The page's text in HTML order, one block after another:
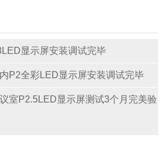
显示屏安装调试完毕
P2全彩LED显示屏安装调试完毕
室P2.5LED显示屏测试3个月完美验